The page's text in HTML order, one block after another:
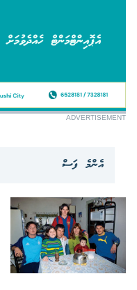
ADVERTISEMENT
އެންމެ ފަސް